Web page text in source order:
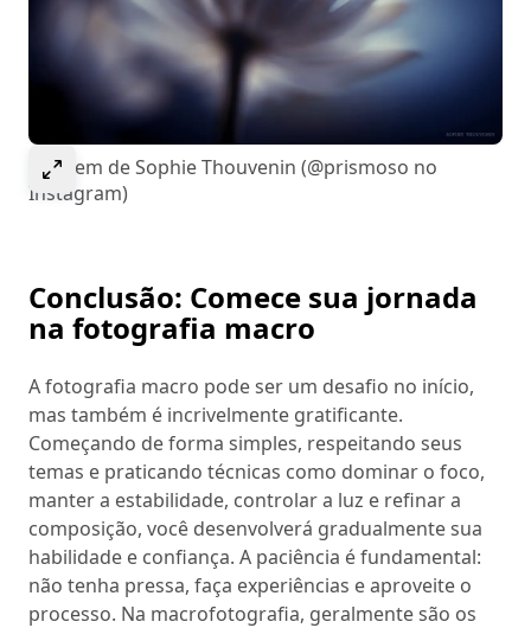
Select to expand image
Imagem de Sophie Thouvenin (@prismoso no
Instagram)
Conclusão: Comece sua jornada
na fotografia macro
A fotografia macro pode ser um desafio no início,
mas também é incrivelmente gratificante.
Começando de forma simples, respeitando seus
temas e praticando técnicas como dominar o foco,
manter a estabilidade, controlar a luz e refinar a
composição, você desenvolverá gradualmente sua
habilidade e confiança. A paciência é fundamental:
não tenha pressa, faça experiências e aproveite o
processo. Na macrofotografia, geralmente são os